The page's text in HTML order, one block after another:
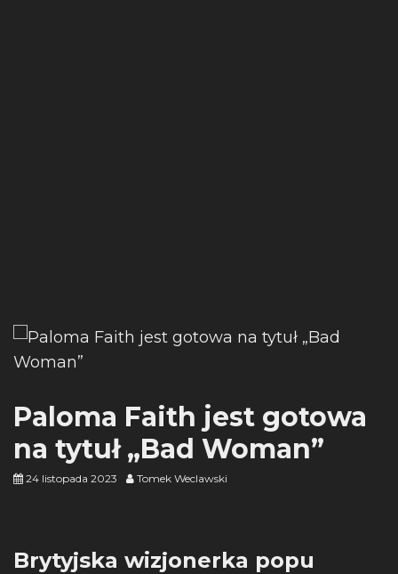
Paloma Faith jest gotowa
na tytuł „Bad Woman”
24 listopada 2023 Tomek Weclawski
Brytyjska wizjonerka popu